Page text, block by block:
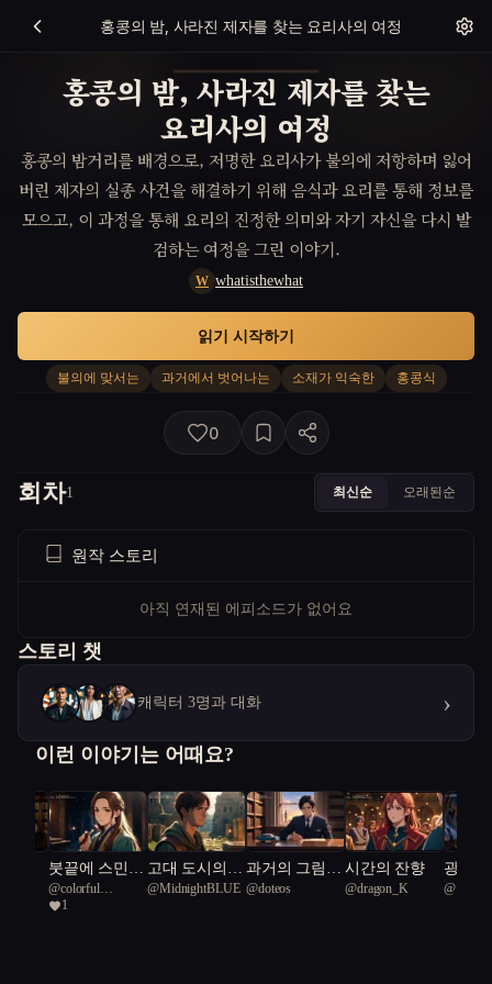
홍콩의 밤, 사라진 제자를 찾는 요리사의 여정
홍콩의 밤, 사라진 제자를 찾는
요리사의 여정
홍콩의 밤거리를 배경으로, 저명한 요리사가 불의에 저항하며 잃어
버린 제자의 실종 사건을 해결하기 위해 음식과 요리를 통해 정보를
모으고, 이 과정을 통해 요리의 진정한 의미와 자기 자신을 다시 발
검하는 여정을 그린 이야기.
W whatisthewhat
불의에 맞서는 과거에서 벗어나는 소재가 익숙한 홍콩식
읽기 시작하기
0
회차1 최신순 오래된순
원작 스토리
아직 연재된 에피소드가 없어요
스토리 챗
캐릭터 3명과 대화 ›
이런 이야기는 어때요?
붓끝에 스민
사랑, 그림자
속에 핀 혁명.
@colorful
Griffania 77
1
고대 도시의
열쇠를 찾아서
@MidnightBLUE
과거의 그림
자, 진실을 쫓
@doteos
시간의 잔향
@dragon_K
광명
에너
@오늘